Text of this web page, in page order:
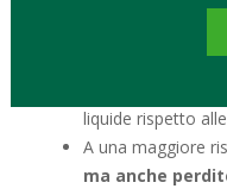
contenuta di una small
caratteristiche chiave
liquide rispetto
A una maggiore
ma anche